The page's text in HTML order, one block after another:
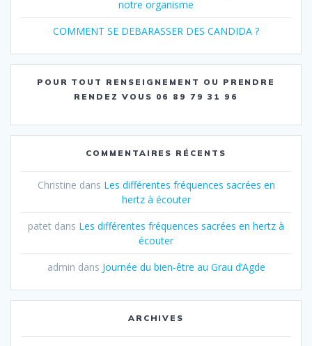
notre organisme
COMMENT SE DEBARASSER DES CANDIDA ?
POUR TOUT RENSEIGNEMENT OU PRENDRE
RENDEZ VOUS 06 89 79 31 96
COMMENTAIRES RÉCENTS
Christine dans Les différentes fréquences sacrées en
hertz à écouter
patet dans Les différentes fréquences sacrées en hertz à
écouter
admin dans Journée du bien-être au Grau d’Agde
ARCHIVES